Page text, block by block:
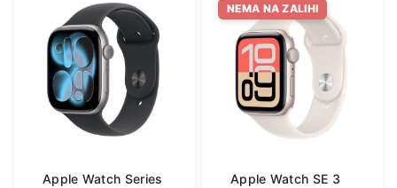
Apple Watch Series
NEMA NA ZALIHI
Apple Watch SE 3